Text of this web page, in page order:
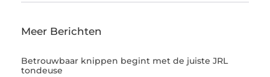
Meer Berichten
Betrouwbaar knippen begint met de juiste JRL
tondeuse